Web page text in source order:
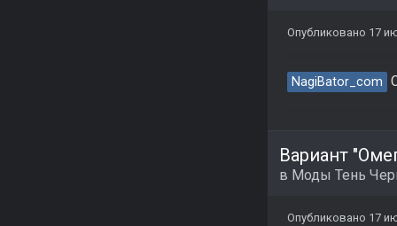
Опубликовано 17
NagiBator_com
Вариант
в Моды Тень
Опубликовано 17